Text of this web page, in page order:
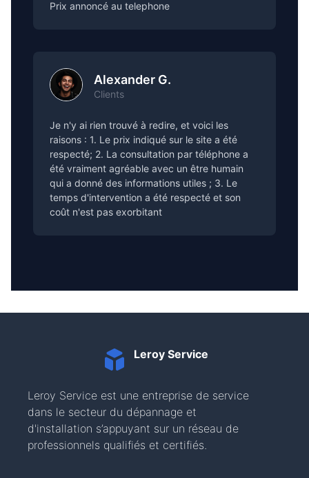
Prix annoncé au telephone
Alexander G.
Clients
Je n'y ai rien trouvé à redire, et voici les
raisons : 1. Le prix indiqué sur le site a été
respecté; 2. La consultation par téléphone a
été vraiment agréable avec un être humain
qui a donné des informations utiles ; 3. Le
temps d'intervention a été respecté et son
coût n'est pas exorbitant
Leroy Service
Leroy Service est une entreprise de service
dans le secteur du dépannage et
d'installation s’appuyant sur un réseau de
professionnels qualifiés et certifiés.